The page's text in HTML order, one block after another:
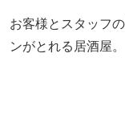
お客様とスタッフ
ンがとれる居酒屋。
そんな温かい雰囲
浜焼きをメインに